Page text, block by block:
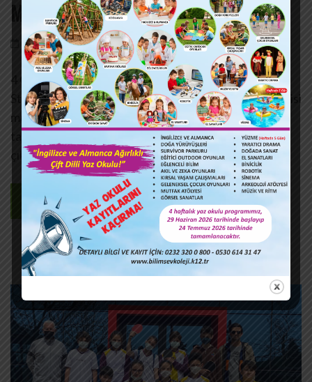
Masa Tenisi Turnuvaları
4 Oca,2023 bilimsevkoleji Yorum bırakın
4 Ocak 2023 Çarşamba günü İzmir Atatürk
Stadyumu’nda yapılan İzmir ile Yıldız Kızlar Masa Tenisi
müsabakalarında okulumuz Yıldız Kızlar Masa Tenisi
takımımız katıldıkları 10 maçın 8’ini alarak bir üst tura
çıkmaya hak kazanmıştır.
DEVAMINI OKU